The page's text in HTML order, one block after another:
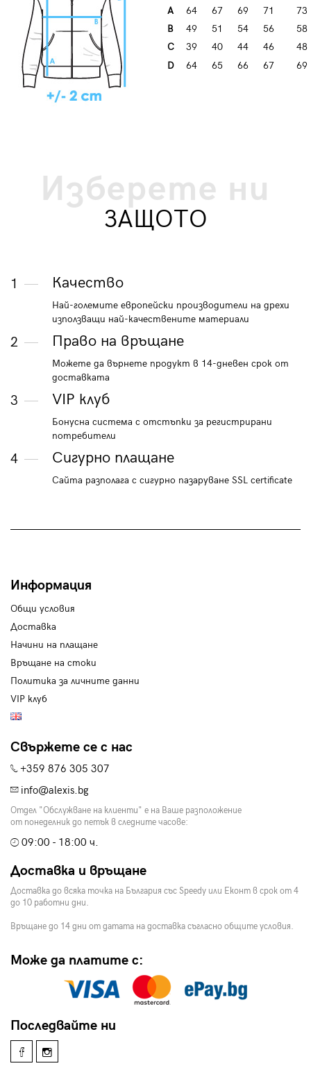
A
64 67 69 71
73
B
49 51 54 56
58
C
39 40 44 46
48
D
64 65 66 67 69
Изберете ни
ЗАЩОТО
1 Качество
Най-големите европейски производители на дрехи
използващи най-качествените материали
2 Право на връщане
Можете да върнете продукт в 14-дневен срок от
доставката
3 VIP клуб
Бонусна система с отстъпки за регистрирани
потребители
4 Сигурно плащане
Сайта разполага с сигурно пазаруване SSL certificate
Информация
Общи условия
Доставка
Начини на плащане
Връщане на стоки
Политика за личните данни
VIP клуб
Свържете се с нас
+359 876 305 307
info@alexis.bg
Отдел "Обслужване на клиенти" е на Ваше разположение
от понеделник до петък в следните часове:
09:00 - 18:00 ч.
Доставка и връщане
Доставка до всяка точка на България със Speedy или Еконт в срок от 4
до 10 работни дни.
Връщане до 14 дни от датата на доставка съгласно общите условия.
Може да платите с:
Последвайте ни